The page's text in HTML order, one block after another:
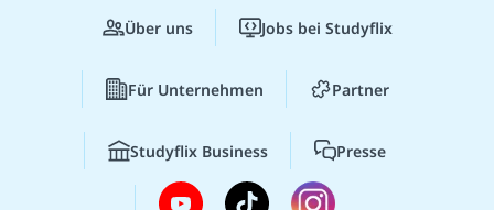
Über uns Jobs bei Studyflix
Für Unternehmen Partner
Studyflix Business Presse